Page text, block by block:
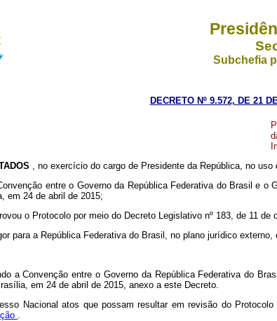
Subchefia
DECRETO Nº 9.572, DE 21
, no exercício do cargo de Presidente da República, no
entre o Governo da República Federativa do Brasil e
em 24 de abril de 2015;
o Protocolo por meio do Decreto Legislativo nº 183, de 11 de
para a República Federativa do Brasil, no plano jurídico
a Convenção entre o Governo da República Federativa do
em 24 de abril de 2015, anexo a este Decreto.
Nacional atos que possam resultar em revisão do
.